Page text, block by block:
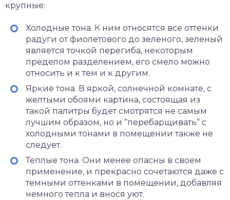
крупные:
Холодные тона. К ним относятся все оттенки
радуги от фиолетового до зеленого, зеленый
является точкой перегиба, некоторым
пределом разделением, его смело можно
относить и к тем и к другим.
Яркие тона. В яркой, солнечной комнате, с
желтыми обоями картина, состоящая из
такой палитры будет смотрятся не самым
лучшим образом, но и “перебарщивать” с
холодными тонами в помещении также не
следует.
Теплые тона. Они менее опасны в своем
применение, и прекрасно сочетаются даже с
темными оттенками в помещении, добавляя
немного тепла и внося уют.